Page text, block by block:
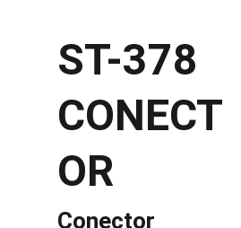
ST-378
CONECT
OR
Conector